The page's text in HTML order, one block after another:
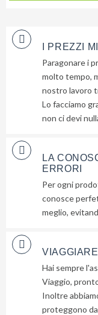
I PREZZI
Paragonare i
molto tempo,
nostro lavoro
Lo facciamo
non ci devi
LA
ERRORI
Per ogni
conosce
meglio,
Hai sempre
Viaggio,
Inoltre
proteggono